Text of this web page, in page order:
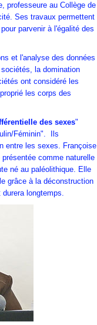
professeure au Collège de
Ses travaux permettent
parvenir à l'égalité des
et l'analyse des données
la domination
ont considéré les
les corps des
des sexes"
Féminin". Ils
entre les sexes. Françoise
comme naturelle
né au paléolithique. Elle
grâce à la déconstruction
longtemps.